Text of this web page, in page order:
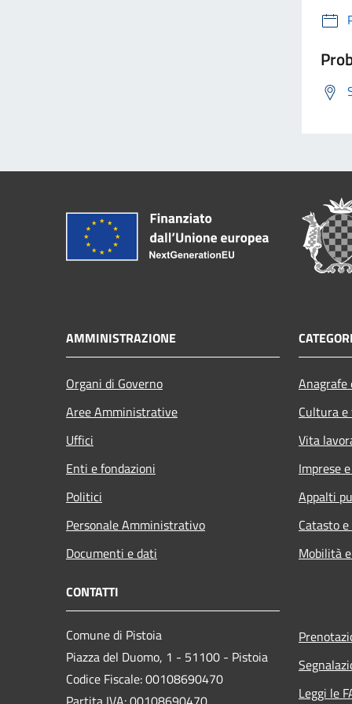
AMMINISTRAZIONE
Organi di Governo
Aree Amministrative
Uffici
Enti e fondazioni
Politici
Personale Amministrativo
Documenti e dati
Cultura
Vita
Imprese
Appalti
Catasto
Mobilità
CONTATTI
Comune di Pistoia
Piazza del Duomo, 1 - 51100 - Pistoia
Codice Fiscale: 00108690470
Leggi le